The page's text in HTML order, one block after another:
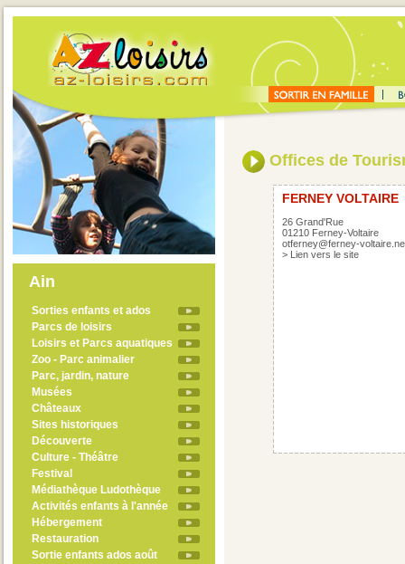
Ain
Sorties enfants et ados
Parcs de loisirs
Loisirs et Parcs aquatiques
Zoo - Parc animalier
Parc, jardin, nature
Musées
Châteaux
Sites historiques
Découverte
Culture - Théâtre
Festival
Médiathèque Ludothèque
Activités enfants à l'année
Hébergement
Restauration
Sortie enfants ados août
Offices de
FERNEY VOLTAIRE
26 Grand'Rue
01210 Ferney-Voltaire
otferney@ferney-
> Lien vers le site